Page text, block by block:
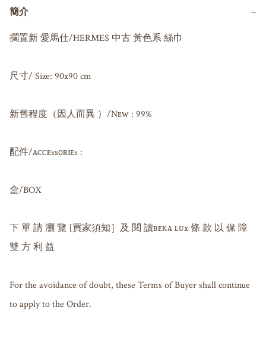
簡介 −
擱置新 愛馬仕/HERMES 中古 黃色系 絲巾
尺寸/ Size: 90x90 cm
新舊程度（因人而異 ）/Nᴇᴡ : 99%
配件/ᴀᴄᴄᴇssᴏʀɪᴇs :
盒/BOX
下 單 請 瀏 覽 [買家須知］及 閱 讀ʙᴇᴋᴀ ʟᴜx 條 款 以 保 障
雙 方 利 益
For the avoidance of doubt, these Terms of Buyer shall continue
to apply to the Order.